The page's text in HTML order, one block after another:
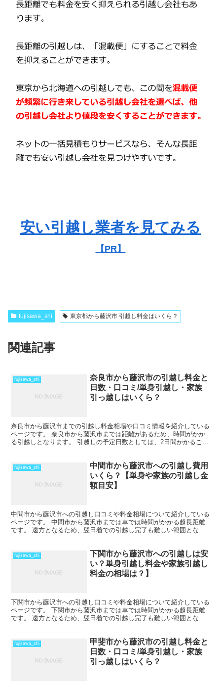
安い引越し業者を見てみる
【PR】
fujisawa_shi 東京都から藤沢市 引越し料金はいくら？
関連記事
fujisawa_shi
奈良市から藤沢市の引越し料金と
日数・口コミ/単身引越し・家族
引っ越しはいくら？
奈良市から藤沢市までの引越し料金相場や口コミ情報を紹介している
ページです。 奈良市から藤沢市までは距離があるため、時間がかか
る引越しとなります。 引越しの予定日数としては、2日間かかること
fujisawa_shi
中間市から藤沢市への引越し費用
いくら？【単身や家族の引越し金
額目安】
中間市から藤沢市への引越し口コミや料金相場について紹介している
ページです。 中間市から藤沢市までは車では時間がかかる超長距離
です。 遠方となるため、翌日着での引越し完了も難しい範囲となり
fujisawa_shi
下関市から藤沢市への引越しは安
い？単身引越し料金や家族引越し
料金の相場は？】
下関市から藤沢市への引越し口コミや料金相場について紹介している
ページです。 下関市から藤沢市までは車では時間がかかる超長距離
です。 遠方となるため、翌日着での引越し完了も難しい範囲となり
fujisawa_shi
甲斐市から藤沢市の引越し料金と
日数・口コミ/単身引越し・家族
引っ越しはいくら？